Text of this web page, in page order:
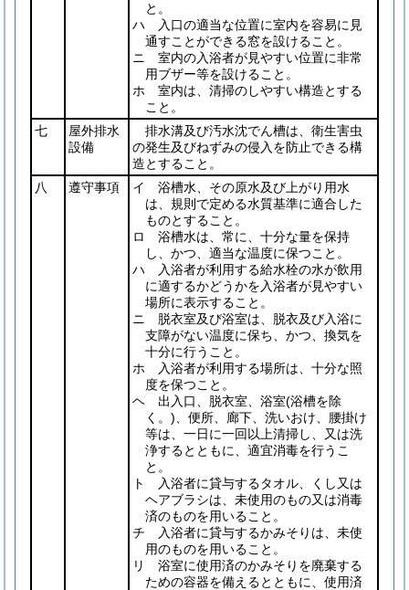
と。
ハ 入口の適当な位置に室内を容易に見
通すことができる窓を設けること。
ニ 室内の入浴者が見やすい位置に非常
用ブザー等を設けること。
ホ 室内は、清掃のしやすい構造とする
こと。
七
屋外排水
設備
排水溝及び汚水沈でん槽は、衛生害虫
の発生及びねずみの侵入を防止できる構
造とすること。
八
遵守事項
イ 浴槽水、その原水及び上がり用水
は、規則で定める水質基準に適合した
ものとすること。
ロ 浴槽水は、常に、十分な量を保持
し、かつ、適当な温度に保つこと。
ハ 入浴者が利用する給水栓の水が飲用
に適するかどうかを入浴者が見やすい
場所に表示すること。
ニ 脱衣室及び浴室は、脱衣及び入浴に
支障がない温度に保ち、かつ、換気を
十分に行うこと。
ホ 入浴者が利用する場所は、十分な照
度を保つこと。
ヘ 出入口、脱衣室、浴室(浴槽を除
く。) 、便所、廊下、洗いおけ、腰掛け
等は、一日に一回以上清掃し、又は洗
浄するとともに、適宜消毒を行うこ
と。
ト 入浴者に貸与するタオル、くし又は
ヘアブラシは、未使用のもの又は消毒
済のものを用いること。
チ 入浴者に貸与するかみそりは、未使
用のものを用いること。
リ 浴室に使用済のかみそりを廃棄する
ための容器を備えるとともに、使用済